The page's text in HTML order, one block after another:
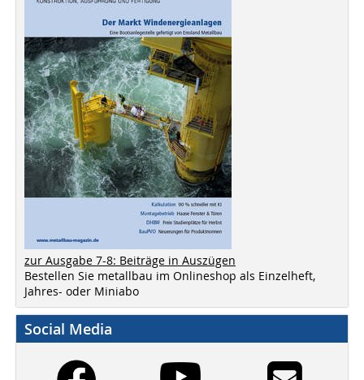
zur Ausgabe 7-8: Beiträge in Auszügen
Bestellen Sie metallbau im Onlineshop als Einzelheft,
Jahres- oder Miniabo
Social Media